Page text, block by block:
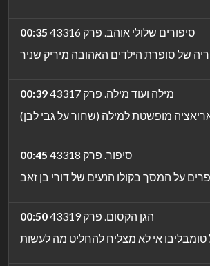
00:35
סיפורים שלולי אוהב. פרק 43316
00:39
מילה ועוד מילה. פרק 43317
00:45
סיפור. פרק 43318
00:50
הגן הקסום. פרק 43319